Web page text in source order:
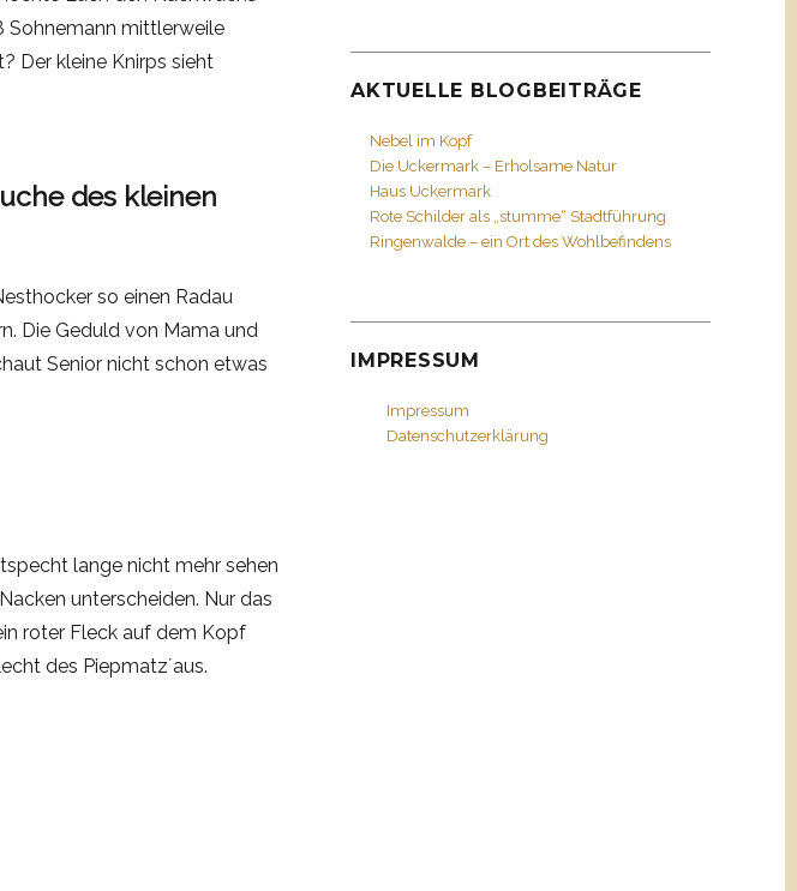
Sohnemann mittlerweile
Der kleine Knirps sieht
des kleinen
so einen Radau
Die Geduld von Mama und
Senior nicht schon etwas
lange nicht mehr sehen
unterscheiden. Nur das
roter Fleck auf dem Kopf
des Piepmatz´aus.
AKTUELLE BLOGBEITRÄGE
Nebel im Kopf
Die Uckermark – Erholsame Natur
Haus Uckermark
Rote Schilder als „stumme“ Stadtführung
Ringenwalde – ein Ort des Wohlbefindens
IMPRESSUM
Impressum
Datenschutzerklärung